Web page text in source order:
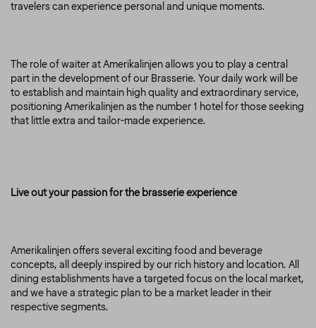
travelers can experience personal and unique moments.
The role of waiter at Amerikalinjen allows you to play a central
part in the development of our Brasserie. Your daily work will be
to establish and maintain high quality and extraordinary service,
positioning Amerikalinjen as the number 1 hotel for those seeking
that little extra and tailor-made experience.
Live out your passion for the brasserie experience
Amerikalinjen offers several exciting food and beverage
concepts, all deeply inspired by our rich history and location. All
dining establishments have a targeted focus on the local market,
and we have a strategic plan to be a market leader in their
respective segments.